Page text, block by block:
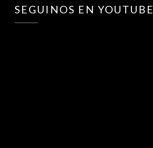
SEGUINOS EN YOUTUBE